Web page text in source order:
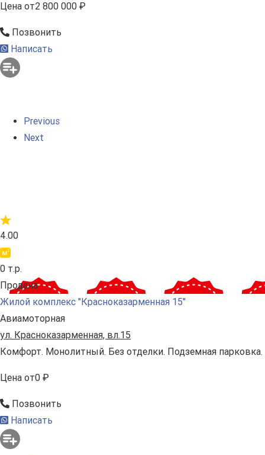
Цена от2 800 000 ₽
Позвонить
Написать
Previous
Next
4.00
0 т.р.
Продана
Жилой комплекс "Красноказарменная 15"
Авиамоторная
ул. Красноказарменная, вл.15
Комфорт. Монолитный. Без отделки. Подземная парковка.
Цена от0 ₽
Позвонить
Написать